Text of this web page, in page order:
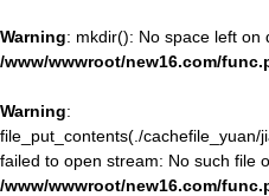
Warning: mkdir(): No space left on
/www/wwwroot/new16.com/
Warning:
file_put_contents(./
failed to open stream: No such file
/www/wwwroot/new16.com/